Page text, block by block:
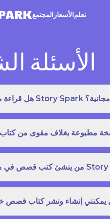
المجتمع الأسعارتعلم
الأسئلة
هل قراءة مكتبة مجتمع Story Spark مجانية؟